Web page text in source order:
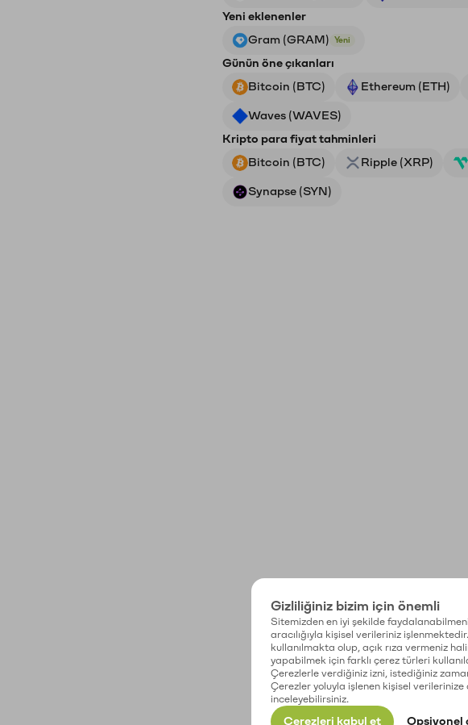
Yeni eklenenler
Gram (GRAM)
Yeni
Günün öne çıkanları
Bitcoin (BTC)
Ethereum (ETH)
Waves (WAVES)
Kripto para fiyat tahminleri
Bitcoin (BTC)
Ripple (XRP)
Synapse (SYN)
Gizliliğiniz bizim için önemli
Sitemizden en iyi şekilde
aracılığıyla kişisel verileriniz
kullanılmakta olup, açık rıza vermeniz
yapabilmek için farklı çerez türleri
Çerezlerle verdiğiniz izni, istediğiniz
Çerezler yoluyla işlenen kişisel
inceleyebilirsiniz.
Çerezleri kabul et Opsiyonel